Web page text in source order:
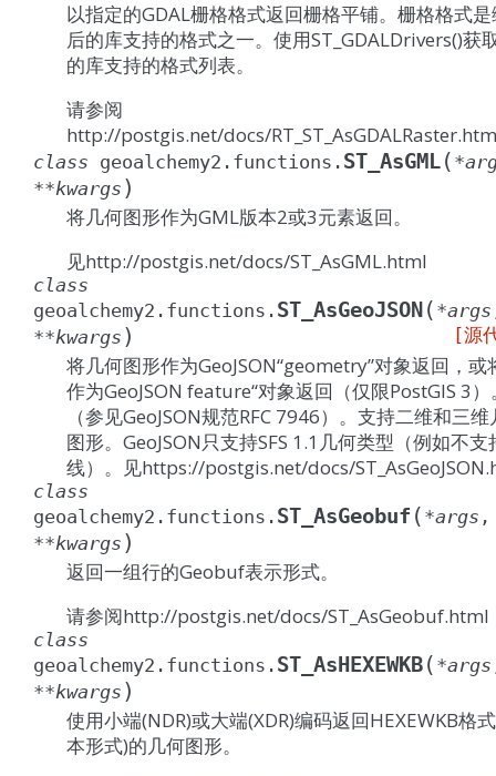
以指定的GDAL栅格格式返回栅格平铺。栅格格式
后的库支持的格式之一。使用ST_GDALDrivers()获
的库支持的格式列表。
请参阅
http://postgis.net/docs/
class geoalchemy2.functions. ST_AsGML( *
**kwargs )
将几何图形作为GML版本2或3元素返回。
见http://postgis.net/docs/ST_AsGML.html
class
geoalchemy2.functions. ST_AsGeoJSON ( *args
**kwargs ) [源
将几何图形作为GeoJSON“geometry”对象返回，或
作为GeoJSON feature“对象返回（仅限PostGIS 3）
（参见GeoJSON规范RFC 7946）。支持二维和三
图形。GeoJSON只支持SFS 1.1几何类型（例如不支
线）。见https://postgis.net/docs/
class
geoalchemy2.functions. ST_AsGeobuf ( *args ,
**kwargs )
返回一组行的Geobuf表示形式。
请参阅http://postgis.net/docs/ST_AsGeobuf.html
class
geoalchemy2.functions. ST_AsHEXEWKB( *args
**kwargs )
使用小端(NDR)或大端(XDR)编码返回HEXEWKB格
本形式)的几何图形。